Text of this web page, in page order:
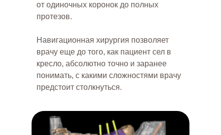
от одиночных коронок до полных
протезов.
Навигационная хирургия позволяет
врачу еще до того, как пациент сел в
кресло, абсолютно точно и заранее
понимать, с какими сложностями врачу
предстоит столкнуться.
УЛЫБКИ ПАЦИЕНТОВ
эстетику улыбки
ПРОБЛЕМА ПАЦИЕНТА